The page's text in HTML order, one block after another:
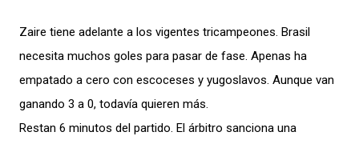
Zaire tiene adelante a los vigentes tricampeones. Brasil
necesita muchos goles para pasar de fase. Apenas ha
empatado a cero con escoceses y yugoslavos. Aunque van
ganando 3 a 0, todavía quieren más.
Restan 6 minutos del partido. El árbitro sanciona una